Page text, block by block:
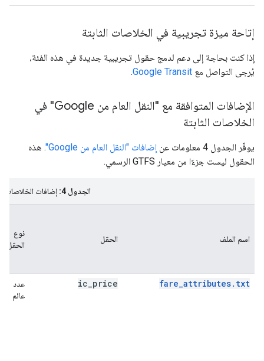
إتاحة ميزة تجريبية في الخلاصات الثابتة
إذا كنت بحاجة إلى دعم لدمج حقول تجريبية جديدة في هذه الفئة،
يُرجى التواصل مع Google Transit
.
الإضافات المتوافقة مع "النقل العام من Google" في
الخلاصات الثابتة
يوفّر الجدول 4 معلومات عن إضافات "النقل العام من Google"
. هذه
الحقول ليست جزءًا من معيار GTFS الرسمي.
الجدول 4: إضافات الخلاصات
اسم الملف الحقل
نوع
الحقل
fare_attributes.txt
ic price
عدد
عائم